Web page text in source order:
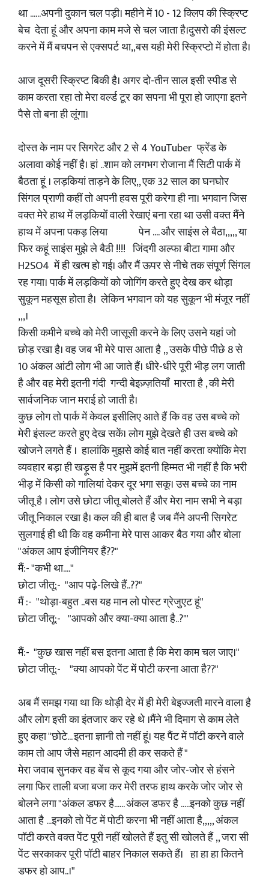
था ......अपनी दुकान चल पड़ी। महीने में 10 - 12 क्लिप की स्क्रिप्ट
बेच देता हूं और अपना काम मजे से चल जाता है।दुसरो की इंसल्ट
करने में मैं बचपन से एक्सपर्ट था,,बस यही मेरी स्क्रिप्टो में होता है।
आज दूसरी स्क्रिप्ट बिकी है। अगर दो-तीन साल इसी स्पीड से
काम करता रहा तो मेरा वर्ल्ड टूर का सपना भी पूरा हो जाएगा इतने
पैसे तो बना ही लूंगा।
दोस्त के नाम पर सिगरेट और 2 से 4 YouTuber फ्रेंड के
अलावा कोई नहीं है। हां ..शाम को लगभग रोजाना मैं सिटी पार्क में
बैठता हूं । लड़कियां ताड़ने के लिए,, एक 32 साल का घनघोर
सिंगल प्राणी कहीं तो अपनी हवस पूरी करेगा ही ना। भगवान जिस
वक्त मेरे हाथ में लड़कियों वाली रेखाएं बना रहा था उसी वक्त मैंने
हाथ में अपना पकड़ लिया पेन .... और साइंस ले बैठा,,,,, या
फिर कहूं साइंस मुझे ले बैठी !!!! जिंदगी अल्फा बीटा गामा और
H2SO4 में ही खत्म हो गई। और मैं ऊपर से नीचे तक संपूर्ण सिंगल
रह गया। पार्क में लड़कियों को जोगिंग करते हुए देख कर थोड़ा
सुकून महसूस होता है। लेकिन भगवान को यह सुकून भी मंजूर नहीं
,,,।
किसी कमीने बच्चे को मेरी जासूसी करने के लिए उसने यहां जो
छोड़ रखा है। वह जब भी मेरे पास आता है ,, उसके पीछे पीछे 8 से
10 अंकल आंटी लोग भी आ जाते हैं। धीरे-धीरे पूरी भीड़ लग जाती
है और वह मेरी इतनी गंदी गन्दी बेइज़्ज़तियाँ मारता है , की मेरी
सार्वजनिक जान मराई हो जाती है।
कुछ लोग तो पार्क में केवल इसीलिए आते हैं कि वह उस बच्चे को
मेरी इंसल्ट करते हुए देख सकें। लोग मुझे देखते ही उस बच्चे को
खोजने लगते हैं । हालांकि मुझसे कोई बात नहीं करता क्योंकि मेरा
व्यवहार बड़ा ही खड़ूस है पर मुझमें इतनी हिम्मत भी नहीं है कि भरी
भीड़ में किसी को गालियां देकर दूर भगा सकू। उस बच्चे का नाम
जीतू है । लोग उसे छोटा जीतू बोलते हैं और मेरा नाम सभी ने बड़ा
जीतू निकाल रखा है। कल की ही बात है जब मैंने अपनी सिगरेट
सुलगाई ही थी कि वह कमीना मेरे पास आकर बैठ गया और बोला
"अंकल आप इंजीनियर हैं??"
मैं:- "कभी था...."
छोटा जीतू:- "आप पढ़े-लिखे हैं..??"
मैं :- "थोड़ा-बहुत ..बस यह मान लो पोस्ट ग्रेजुएट हूं"
छोटा जीतू:- "आपको और क्या-क्या आता है..?'"
मैं:- "कुछ खास नहीं बस इतना आता है कि मेरा काम चल जाए।"
छोटा जीतू:- "क्या आपको पेंट में पोटी करना आता है??"
अब मैं समझ गया था कि थोड़ी देर में ही मेरी बेइज्जती मारने वाला है
और लोग इसी का इंतजार कर रहे थे ।मैंने भी दिमाग से काम लेते
हुए कहा "छोटे... इतना ज्ञानी तो नहीं हूं। यह पैंट में पॉटी करने वाले
काम तो आप जैसे महान आदमी ही कर सकते हैं "
मेरा जवाब सुनकर वह बेंच से कूद गया और जोर-जोर से हंसने
लगा फिर ताली बजा बजा कर मेरी तरफ हाथ करके जोर जोर से
बोलने लगा "अंकल डफर है...... अंकल डफर है .....इनको कुछ नहीं
आता है ...इनको तो पेंट में पोटी करना भी नहीं आता है,,,,, अंकल
पॉटी करते वक्त पेंट पूरी नहीं खोलते हैं इतु सी खोलते हैं ,, जरा सी
पेंट सरकाकर पूरी पॉटी बाहर निकाल सकते हैं। हा हा हा कितने
डफर हो आप..।"